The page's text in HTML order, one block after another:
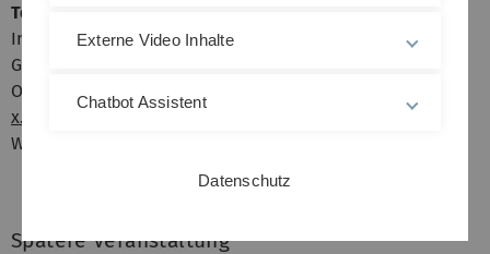
Teilnahmemöglichkeiten:
In Präsenz im Hörsaal H2, Universität Ulm Campus Ost,
Gebäude O25
Online über folgenden Link:
x.de/j/61242922637
Webinar-ID: 612 4292 2637
Spätere Veranstaltung
Externe Video Inhalte
Chatbot Assistent
Datenschutz